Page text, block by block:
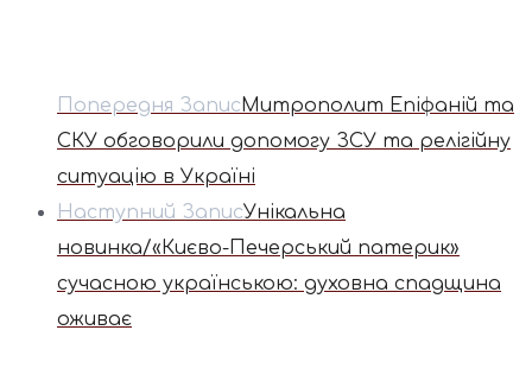
Попередня ЗаписМитрополит Епіфаній та
СКУ обговорили допомогу ЗСУ та релігійну
ситуацію в Україні
Наступний ЗаписУнікальна
новинка/«Києво-Печерський патерик»
сучасною українською: духовна спадщина
оживає